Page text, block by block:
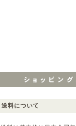
送料について